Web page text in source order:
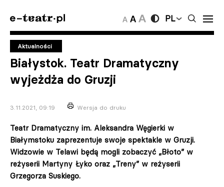
PL
Aktualności
Białystok. Teatr Dramatyczny
wyjeżdża do Gruzji
3.11.2021, 09:19 Wersja do druku
Teatr Dramatyczny im. Aleksandra Węgierki w
Białymstoku zaprezentuje swoje spektakle w Gruzji.
Widzowie w Telawi będą mogli zobaczyć „Błoto” w
reżyserii Martyny Łyko oraz „Treny” w reżyserii
Grzegorza Suskiego.